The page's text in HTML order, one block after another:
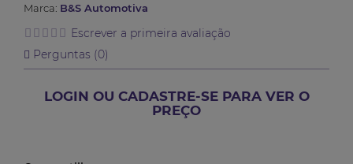
Marca: B&S Automotiva
Escrever a primeira avaliação
Perguntas (0)
LOGIN OU CADASTRE-SE PARA VER O
PREÇO